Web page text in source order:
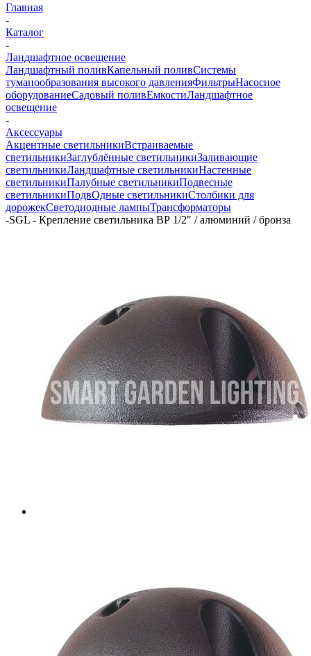
Главная
-
Каталог
-
Ландшафтное освещение
Ландшафтный поливКапельный поливСистемы
туманообразования высокого давленияФильтрыНасосное
оборудованиеСадовый поливЕмкостиЛандшафтное
освещение
-
Аксессуары
Акцентные светильникиВстраиваемые
светильникиЗаглублённые светильникиЗаливающие
светильникиЛандшафтные светильникиНастенные
светильникиПалубные светильникиПодвесные
светильникиПодвОдные светильникиСтолбики для
дорожекСветодиодные лампыТрансформаторы
-SGL - Крепление светильника ВР 1/2" / алюминий / бронза